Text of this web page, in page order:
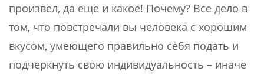
произвел, да еще и какое! Почему? Все дело в
том, что повстречали вы человека с хорошим
вкусом, умеющего правильно себя подать и
подчеркнуть свою индивидуальность – иначе